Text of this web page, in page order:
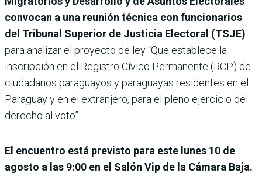
convocan a una reunión técnica con funcionarios
del Tribunal Superior de Justicia Electoral (TSJE)
para analizar el proyecto de ley “Que establece la
inscripción en el Registro Cívico Permanente (RCP) de
ciudadanos paraguayos y paraguayas residentes en el
Paraguay y en el extranjero, para el pleno ejercicio del
derecho al voto”.
El encuentro está previsto para este lunes 10 de
agosto a las 9:00 en el Salón Vip de la Cámara Baja.